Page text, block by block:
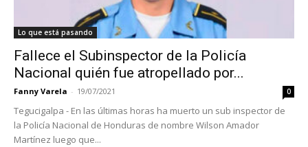
Lo que está pasando
Fallece el Subinspector de la Policía
Nacional quién fue atropellado por...
Fanny Varela - 19/07/2021 0
Tegucigalpa - En las últimas horas ha muerto un sub inspector de
la Policía Nacional de Honduras de nombre Wilson Amador
Martínez luego que...